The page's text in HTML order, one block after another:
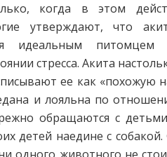
когда в этом
утверждают, что
идеальным питомцем
стресса. Акита
ее как «похожую
и лояльна по
обращаются с
детей наедине с